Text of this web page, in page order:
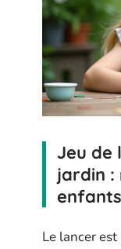
Jeu de
jardin :
enfants
Le lancer